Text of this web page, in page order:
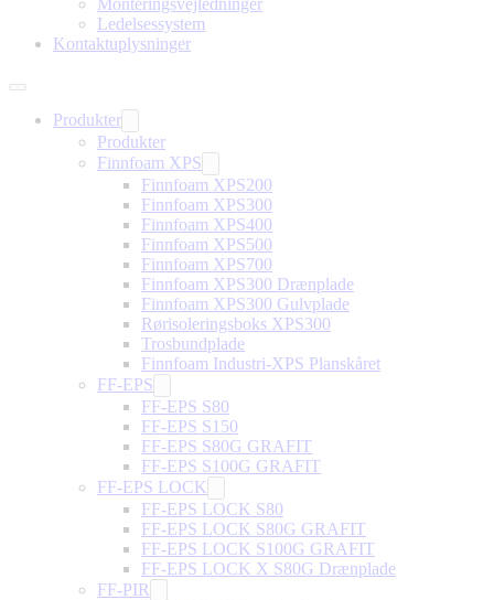
Ledelsessystem
Kontaktuplysninger
Produkter
Produkter
Finnfoam XPS
Finnfoam XPS200
Finnfoam XPS300
Finnfoam XPS400
Finnfoam XPS500
Finnfoam XPS700
Finnfoam XPS300 Drænplade
Finnfoam XPS300 Gulvplade
Rørisoleringsboks XPS300
Trosbundplade
Finnfoam Industri-XPS Planskåret
FF-EPS
FF-EPS S80
FF-EPS S150
FF-EPS S80G GRAFIT
FF-EPS S100G GRAFIT
FF-EPS LOCK
FF-EPS LOCK S80
FF-EPS LOCK S80G GRAFIT
FF-EPS LOCK S100G GRAFIT
FF-EPS LOCK X S80G Drænplade
FF-PIR